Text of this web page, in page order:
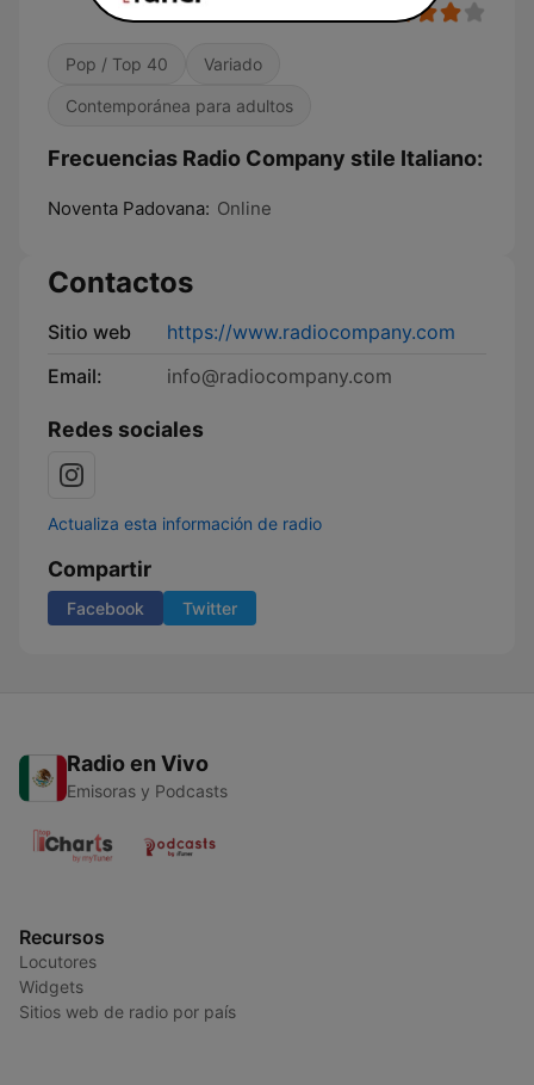
Pop / Top 40 Variado
Contemporánea para adultos
Frecuencias Radio Company stile Italiano:
Noventa Padovana: Online
Contactos
Sitio web
https://www.radiocompany.com
Email:
info@radiocompany.com
Redes sociales
Actualiza esta información de radio
Compartir
Facebook Twitter
Radio en Vivo
Emisoras y Podcasts
Recursos
Locutores
Widgets
Sitios web de radio por país